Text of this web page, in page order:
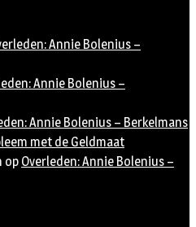
Annie Bolenius –
Annie Bolenius –
Annie Bolenius – Berkelmans
met de Geldmaat
op Overleden: Annie Bolenius –